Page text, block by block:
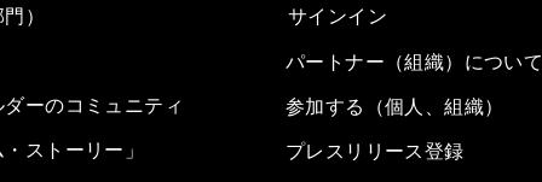
）
ーのコミュニティ
ストーリー」
サインイン
パートナー（組織）につい
参加する（個人、組織）
プレスリリース登録